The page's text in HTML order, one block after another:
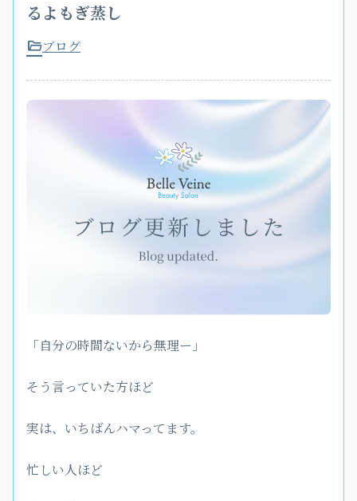
るよもぎ蒸し
ブログ
「自分の時間ないから無理ー」
そう言っていた方ほど
実は、いちばんハマってます。
忙しい人ほど